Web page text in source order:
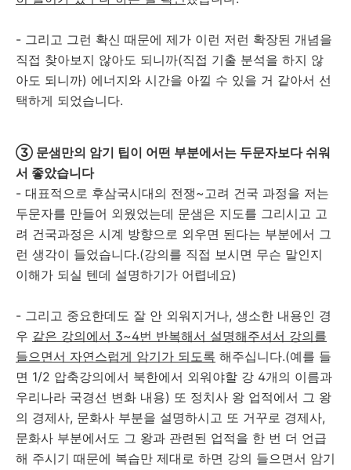
- 그리고 그런 확신 때문에 제가 이런 저런 확장된 개념을
직접 찾아보지 않아도 되니까(직접 기출 분석을 하지 않
아도 되니까) 에너지와 시간을 아낄 수 있을 거 같아서 선
택하게 되었습니다.
③ 문샘만의 암기 팁이 어떤 부분에서는 두문자보다 쉬워
서 좋았습니다
- 대표적으로 후삼국시대의 전쟁~고려 건국 과정을 저는
두문자를 만들어 외웠었는데 문샘은 지도를 그리시고 고
려 건국과정은 시계 방향으로 외우면 된다는 부분에서 그
런 생각이 들었습니다.(강의를 직접 보시면 무슨 말인지
이해가 되실 텐데 설명하기가 어렵네요)
- 그리고 중요한데도 잘 안 외워지거나, 생소한 내용인 경
우 같은 강의에서 3~4번 반복해서 설명해주셔서 강의를
들으면서 자연스럽게 암기가 되도록 해주십니다.(예를 들
면 1/2 압축강의에서 북한에서 외워야할 강 4개의 이름과
우리나라 국경선 변화 내용) 또 정치사 왕 업적에서 그 왕
의 경제사, 문화사 부분을 설명하시고 또 거꾸로 경제사,
문화사 부분에서도 그 왕과 관련된 업적을 한 번 더 언급
해 주시기 때문에 복습만 제대로 하면 강의 들으면서 암기